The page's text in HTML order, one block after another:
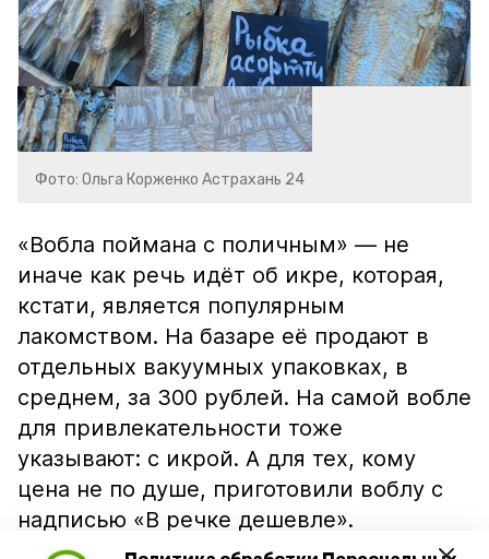
Фото: Ольга Корженко Астрахань 24
«Вобла поймана с поличным» — не
иначе как речь идёт об икре, которая,
кстати, является популярным
лакомством. На базаре её продают в
отдельных вакуумных упаковках, в
среднем, за 300 рублей. На самой вобле
для привлекательности тоже
указывают: с икрой. А для тех, кому
цена не по душе, приготовили воблу с
надписью «В речке дешевле».